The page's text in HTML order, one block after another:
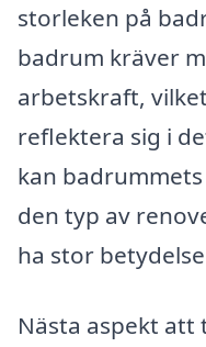
storleken på
badrum kräver
arbetskraft,
reflektera sig i
kan
den typ av
ha stor
Nästa aspekt att